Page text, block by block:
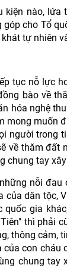
nào,
cho Tổ
tự nhiên
tục nỗ lực
bào về
hóa nghệ
mong muốn
người trong
về thăm
chung tay
nỗi đau
của dân tộc,
gia
thì phải
thông cảm,
con
chung tay